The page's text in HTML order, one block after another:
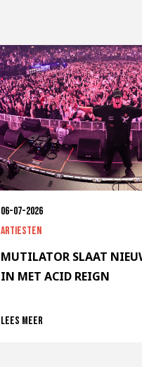
06-07-2026
Artiesten
MUTILATOR SLAAT
IN MET ACID REIGN
Lees meer